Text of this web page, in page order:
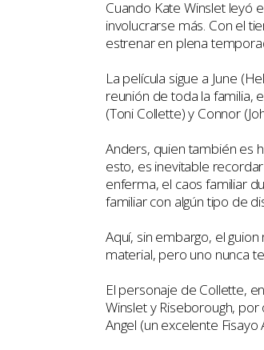
Cuando Kate Winslet leyó
involucrarse más. Con el
estrenar en plena
La película sigue a June
reunión de toda la familia,
(Toni Collette) y Connor
Anders, quien también es
esto, es inevitable
enferma, el caos familiar
familiar con algún tipo de
Aquí, sin embargo, el
material, pero uno nunca
El personaje de Collette,
Winslet y Riseborough,
Angel (un excelente